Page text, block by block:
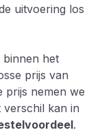
uitvoering los
binnen het
prijs van
prijs nemen we
verschil kan in
.